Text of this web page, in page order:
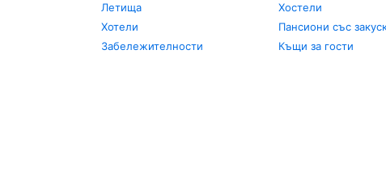
Летища
Хотели
Забележителности
Хостели
Пансиони със
Къщи за гости